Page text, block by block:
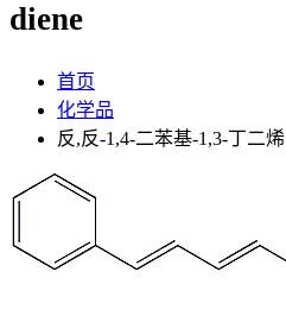
diene
首页
化学品
反,反-1,4-二苯基-1,3-丁二烯